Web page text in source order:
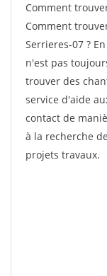
Comment
Comment
Serrieres-07 ?
n'est pas
trouver des
service d'aide
contact de
à la recherche
projets travaux.